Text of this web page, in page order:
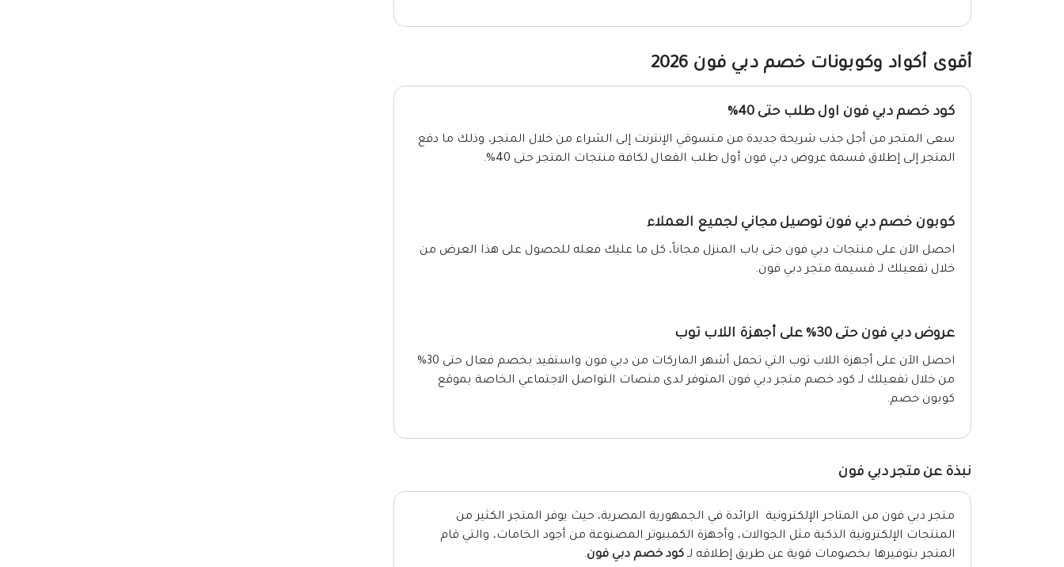
أقوى أكواد وكوبونات خصم دبي فون 2026
كود خصم دبي فون اول طلب حتى 40%
سعى المتجر من أجل جذب شريحة جديدة من متسوقي الإنترنت إلى الشراء من خلال المتجر، وذلك ما دفع
المتجر إلى إطلاق قسمة عروض دبي فون أول طلب الفعال لكافة منتجات المتجر حتى 40%.
كوبون خصم دبي فون توصيل مجاني لجميع العملاء
احصل الآن على منتجات دبي فون حتى باب المنزل مجاناً، كل ما عليك فعله للحصول على هذا العرض من
خلال تفعيلك لـ قسيمة متجر دبي فون.
عروض دبي فون حتى 30% على أجهزة اللاب توب
احصل الآن على أجهزة اللاب توب التي تحمل أشهر الماركات من دبي فون واستفيد بخصم فعال حتى 30%
من خلال تفعيلك لـ كود خصم متجر دبي فون المتوفر لدى منصات التواصل الاجتماعي الخاصة بموقع
كوبون خصم.
نبذة عن متجر دبي فون
متجر دبي فون من المتاجر الإلكترونية الرائدة في الجمهورية المصرية، حيث يوفر المتجر الكثير من
المنتجات الإلكترونية الذكية مثل الجوالات، وأجهزة الكمبيوتر المصنوعة من أجود الخامات، والتي قام
المتجر بتوفيرها بخصومات قوية عن طريق إطلاقه لـ كود خصم دبي فون.